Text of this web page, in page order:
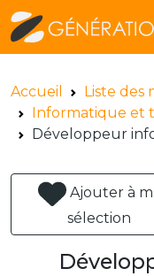
Accueil
Liste des
Informatique et
Développeur
Ajouter à
sélection